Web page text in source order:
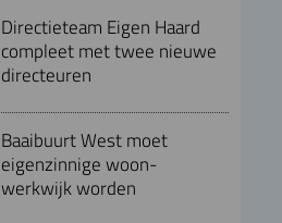
Directieteam Eigen Haard
compleet met twee nieuwe
directeuren
Baaibuurt West moet
eigenzinnige woon-
werkwijk worden